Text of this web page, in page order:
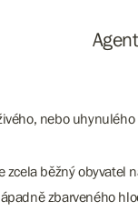
nebo
zcela běžný obyvatel
zbarveného